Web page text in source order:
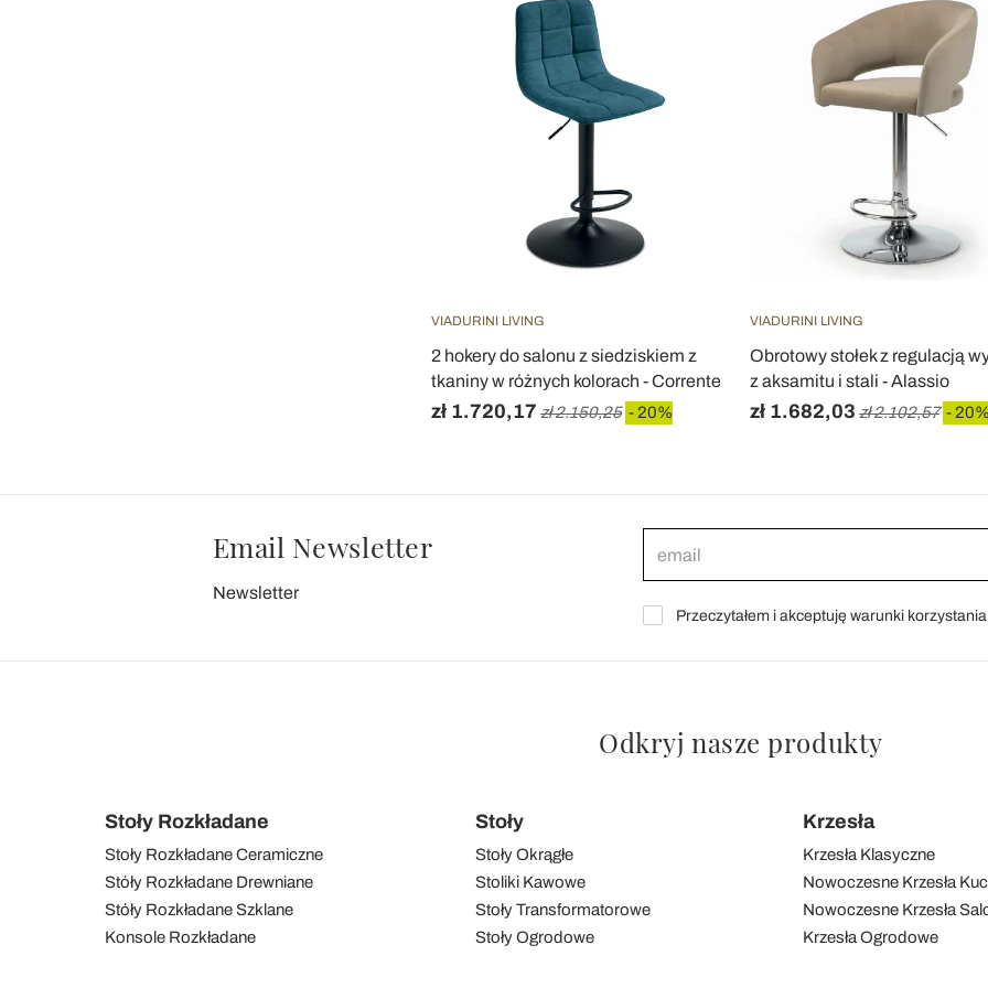
VIADURINI LIVING
2 hokery do salonu z siedziskiem z
tkaniny w różnych kolorach - Corrente
zł 1.720,17 zł 2.150,25 - 20%
VIADURINI LIVING
Obrotowy stołek z regulacją
z aksamitu i stali - Alassio
zł 1.682,03 zł 2.102,57 - 20%
Email Newsletter
Newsletter
Przeczytałem i akceptuję warunki
Odkryj nasze produkty
Stoły Rozkładane
Stoły Rozkładane Ceramiczne
Stóły Rozkładane Drewniane
Stóły Rozkładane Szklane
Konsole Rozkładane
Stoły
Stoły Okrągłe
Stoliki Kawowe
Stoły Transformatorowe
Stoły Ogrodowe
Krzesła
Krzesła Klasyczne
Nowoczesne Krzesła
Nowoczesne Krzesła
Krzesła Ogrodowe